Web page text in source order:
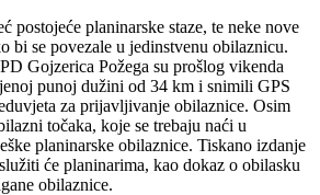
postojeće planinarske staze, te neke nove
bi se povezale u jedinstvenu obilaznicu.
Gojzerica Požega su prošlog vikenda
punoj dužini od 34 km i snimili GPS
za prijavljivanje obilaznice. Osim
točaka, koje se trebaju naći u
planinarske obilaznice. Tiskano izdanje
će planinarima, kao dokaz o obilasku
obilaznice.